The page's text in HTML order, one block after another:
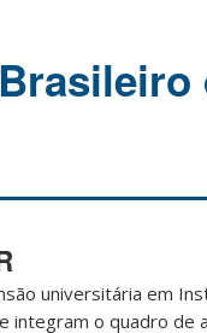
universitária em
integram o quadro